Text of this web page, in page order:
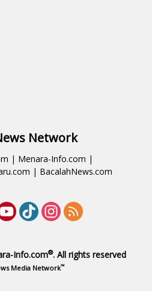
Network
| Menara-Info.com |
| BacalahNews.com
Info.com®. All rights reserved
Media Network™